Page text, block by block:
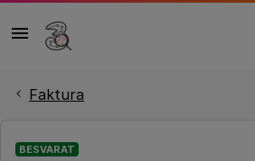
Faktura
BESVARAT